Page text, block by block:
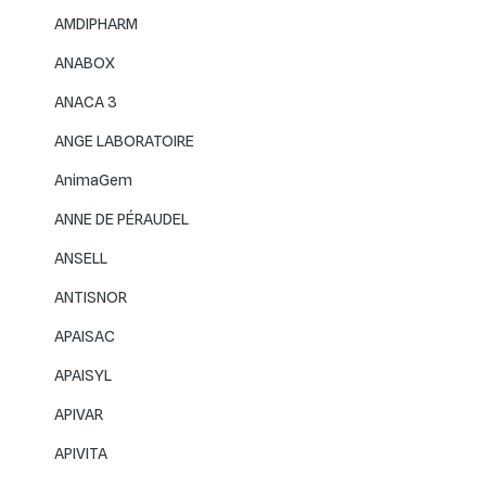
AMDIPHARM
ANABOX
ANACA 3
ANGE LABORATOIRE
AnimaGem
ANNE DE PÉRAUDEL
ANSELL
ANTISNOR
APAISAC
APAISYL
APIVAR
APIVITA